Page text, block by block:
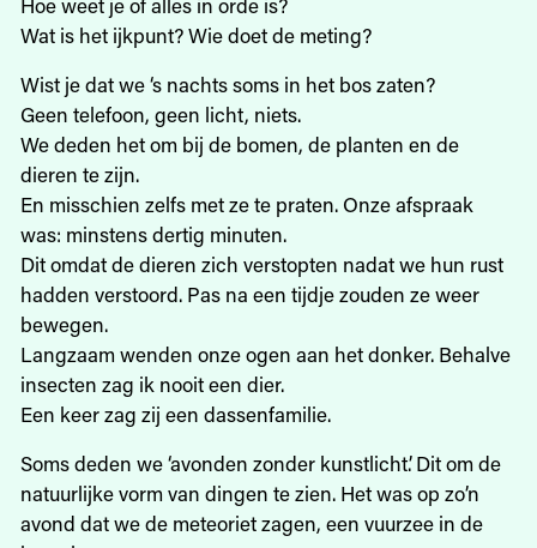
Wat is het ijkpunt? Wie doet de meting?
Wist je dat we ‘s nachts soms in het bos zaten?
Geen telefoon, geen licht, niets.
We deden het om bij de bomen, de planten en de
dieren te zijn.
En misschien zelfs met ze te praten. Onze afspraak
was: minstens dertig minuten.
Dit omdat de dieren zich verstopten nadat we hun rust
hadden verstoord. Pas na een tijdje zouden ze weer
bewegen.
Langzaam wenden onze ogen aan het donker. Behalve
insecten zag ik nooit een dier.
Een keer zag zij een dassenfamilie.
Soms deden we ‘avonden zonder kunstlicht’. Dit om de
natuurlijke vorm van dingen te zien. Het was op zo’n
avond dat we de meteoriet zagen, een vuurzee in de